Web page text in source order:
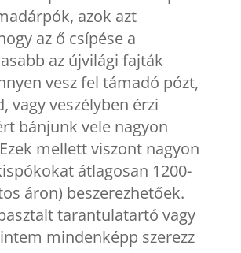
azok azt
az ő csípése a
az újvilági fajták
vesz fel támadó pózt,
vagy veszélyben érzi
bánjunk vele nagyon
mellett viszont nagyon
átlagosan 1200-
áron) beszerezhetőek.
tarantulatartó vagy
mindenképp szerezz